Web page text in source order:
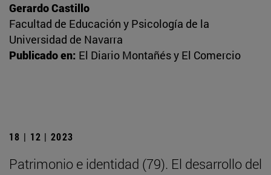
Gerardo Castillo
Facultad de Educación y Psicología de la
Universidad de Navarra
Publicado en: El Diario Montañés y El Comercio
18 | 12 | 2023
Patrimonio e identidad (79). El desarrollo del